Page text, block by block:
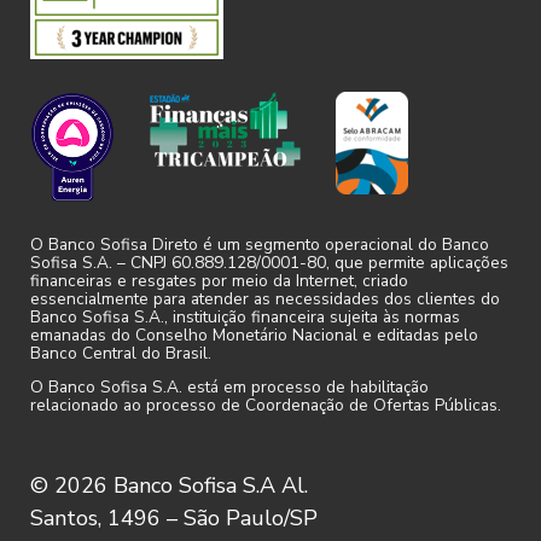
ressalvada a guarda, pelo Sofisa, das
informações e/ou dados cuja
manutenção seja a eles imposta em
razão de obrigações legais e/ou
regulatórias ou cuja a manutenção seja
necessária para cumprimento de ordem
2.10. O Usuário se obriga a comunicar ao
Sofisa qualquer alteração de seus dados
cadastrais, sendo o único responsável
pelos prejuízos ou qualquer dano
ocorrido ou causado a ele ou a terceiros
veracidade das informações prestadas
ao Sofisa.
O Banco Sofisa Direto é um segmento operacional do Banco
Sofisa S.A. – CNPJ 60.889.128/0001-80, que permite aplicações
financeiras e resgates por meio da Internet, criado
essencialmente para atender as necessidades dos clientes do
Banco Sofisa S.A., instituição financeira sujeita às normas
emanadas do Conselho Monetário Nacional e editadas pelo
Banco Central do Brasil.
O Banco Sofisa S.A. está em processo de habilitação
relacionado ao processo de Coordenação de Ofertas Públicas.
© 2026 Banco Sofisa S.A Al.
Santos, 1496 – São Paulo/SP